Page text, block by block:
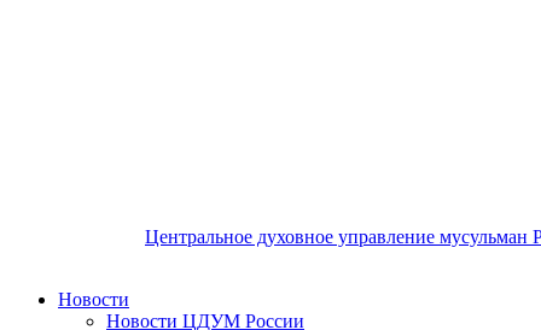
Центральное духовное управление мусульман
Новости
Новости ЦДУМ России